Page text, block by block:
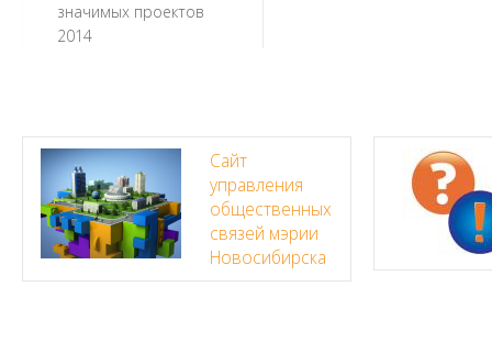
значимых проектов
2014
Сайт
управления
общественных
связей мэрии
Новосибирска